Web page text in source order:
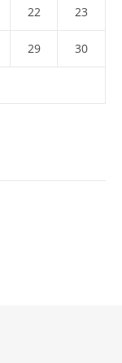
22 23
29 30